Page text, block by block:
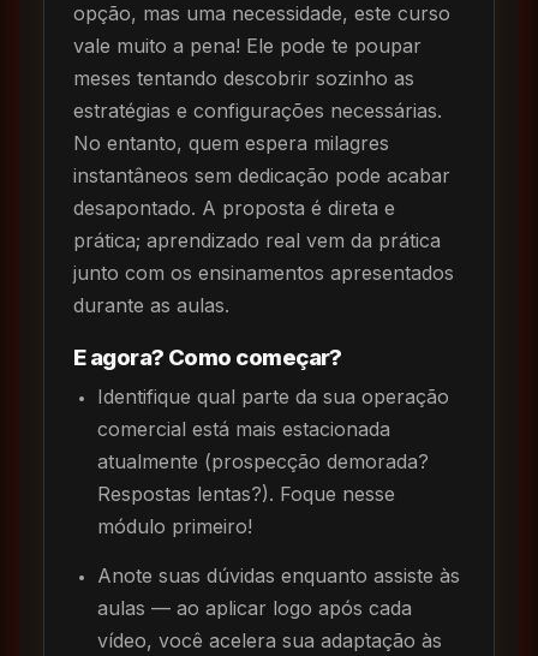
opção, mas uma necessidade, este curso
vale muito a pena! Ele pode te poupar
meses tentando descobrir sozinho as
estratégias e configurações necessárias.
No entanto, quem espera milagres
instantâneos sem dedicação pode acabar
desapontado. A proposta é direta e
prática; aprendizado real vem da prática
junto com os ensinamentos apresentados
durante as aulas.
E agora? Como começar?
Identifique qual parte da sua operação
comercial está mais estacionada
atualmente (prospecção demorada?
Respostas lentas?). Foque nesse
módulo primeiro!
Anote suas dúvidas enquanto assiste às
aulas — ao aplicar logo após cada
vídeo, você acelera sua adaptação às